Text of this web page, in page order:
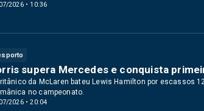
2026 • 10:36
2026 • 20:04
supera Mercedes e conquista
da McLaren bateu Lewis Hamilton por escassos
no campeonato.